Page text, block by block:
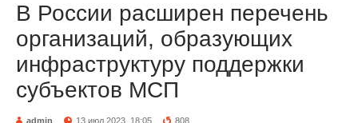
В России расширен перечень
организаций, образующих
инфраструктуру поддержки
субъектов МСП
admin 13 июл 2023, 18:05 808